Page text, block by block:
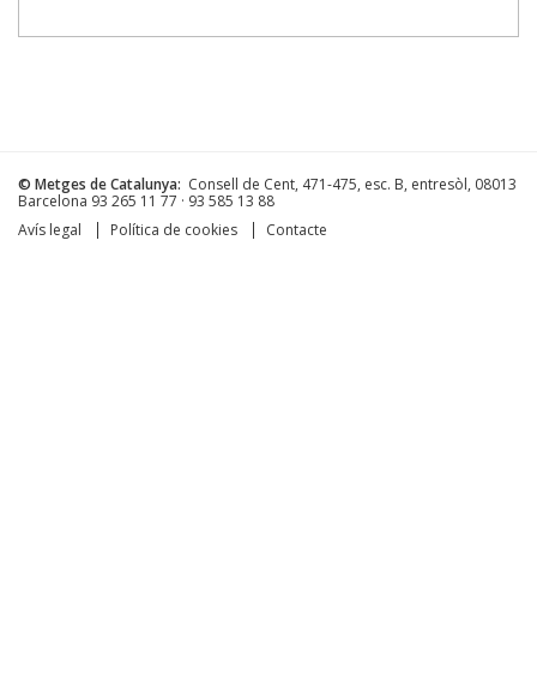
© Metges de Catalunya: Consell de Cent, 471-475, esc. B, entresòl, 08013
Barcelona 93 265 11 77 · 93 585 13 88
Avís legal
Política de cookies Contacte